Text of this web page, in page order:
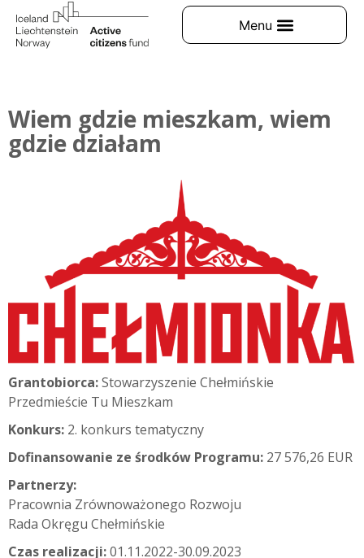
Wiem gdzie mieszkam, wiem
gdzie działam
Grantobiorca:Stowarzyszenie Chełmińskie
Przedmieście Tu Mieszkam
Konkurs: 2. konkurs tematyczny
Dofinansowanie ze środków Programu: 27 576,26 EUR
Partnerzy:
Pracownia Zrównoważonego Rozwoju
Rada Okręgu Chełmińskie
Czas realizacji:01.11.2022-30.09.2023